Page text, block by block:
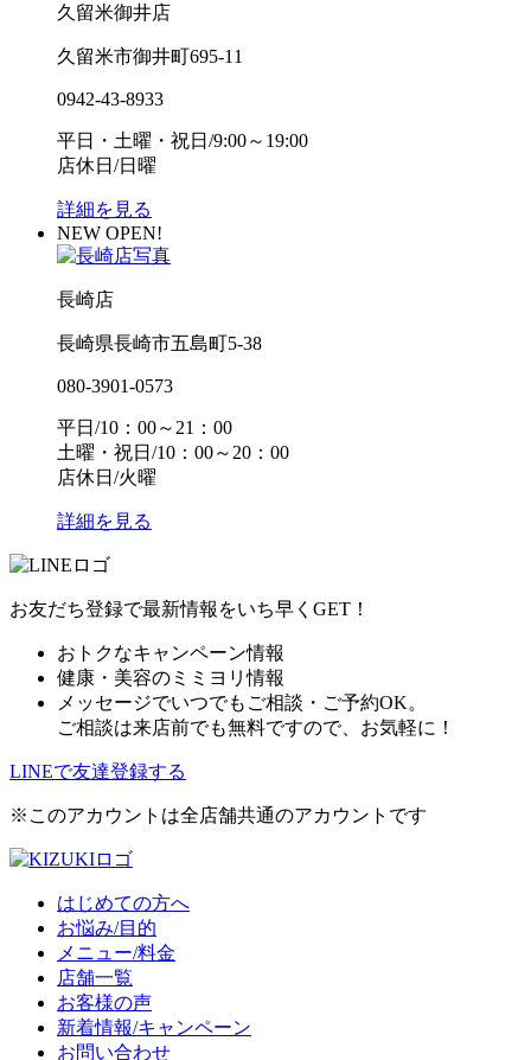
久留米御井店
久留米市御井町695-11
0942-43-8933
平日・土曜・祝日/9:00～19:00
店休日/日曜
詳細を見る
NEW OPEN!
長崎店
長崎県長崎市五島町5-38
080-3901-0573
平日/10：00～21：00
土曜・祝日/10：00～20：00
店休日/火曜
詳細を見る
お友だち登録で最新情報をいち早くGET！
おトクなキャンペーン情報
健康・美容のミミヨリ情報
メッセージでいつでもご相談・ご予約OK。
ご相談は来店前でも無料ですので、お気軽に！
LINEで友達登録する
※このアカウントは全店舗共通のアカウントです
はじめての方へ
お悩み/目的
メニュー/料金
店舗一覧
お客様の声
新着情報/キャンペーン
お問い合わせ